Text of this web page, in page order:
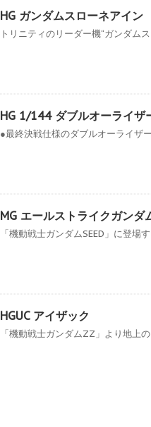
HG ガンダムスローネアイン
トリニティのリーダー機“ガンダム
HG 1/144 ダブルオーライザ
●最終決戦仕様のダブルオーライザ
MG エールストライクガンダ
「機動戦士ガンダムSEED」に登場
HGUC アイザック
「機動戦士ガンダムZZ」より地上